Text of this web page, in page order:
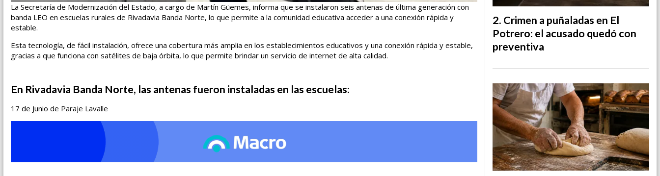
La Secretaría de Modernización del Estado, a cargo de Martín Güemes, informa que se instalaron seis antenas de última generación con
banda LEO en escuelas rurales de Rivadavia Banda Norte, lo que permite a la comunidad educativa acceder a una conexión rápida y
estable.
Esta tecnología, de fácil instalación, ofrece una cobertura más amplia en los establecimientos educativos y una conexión rápida y estable,
gracias a que funciona con satélites de baja órbita, lo que permite brindar un servicio de internet de alta calidad.
En Rivadavia Banda Norte, las antenas fueron instaladas en las escuelas:
17 de Junio de Paraje Lavalle
Crimen a puñaladas en El
Potrero: el acusado quedó con
preventiva